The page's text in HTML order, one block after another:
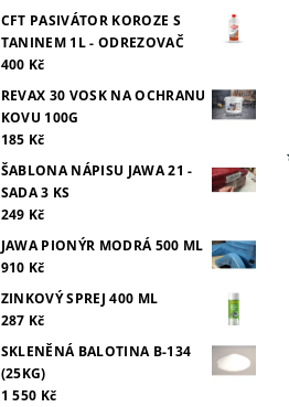
CFT PASIVÁTOR KOROZE S
TANINEM 1L - ODREZOVAČ
400 Kč
REVAX 30 VOSK NA OCHRANU
KOVU 100G
185 Kč
ŠABLONA NÁPISU JAWA 21 -
SADA 3 KS
249 Kč
JAWA PIONÝR MODRÁ 500 ML
910 Kč
ZINKOVÝ SPREJ 400 ML
287 Kč
SKLENĚNÁ BALOTINA B-134
(25KG)
1 550 Kč